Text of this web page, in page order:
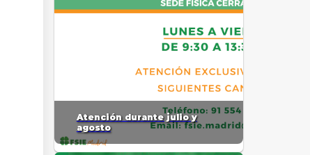
Atención durante julio y
agosto